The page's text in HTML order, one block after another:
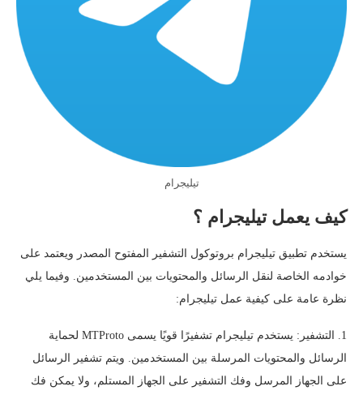
تيليجرام
كيف يعمل تيليجرام ؟
يستخدم تطبيق تيليجرام بروتوكول التشفير المفتوح المصدر ويعتمد على
خوادمه الخاصة لنقل الرسائل والمحتويات بين المستخدمين. وفيما يلي
نظرة عامة على كيفية عمل تيليجرام:
1. التشفير: يستخدم تيليجرام تشفيرًا قويًا يسمى MTProto لحماية
الرسائل والمحتويات المرسلة بين المستخدمين. ويتم تشفير الرسائل
على الجهاز المرسل وفك التشفير على الجهاز المستلم، ولا يمكن فك